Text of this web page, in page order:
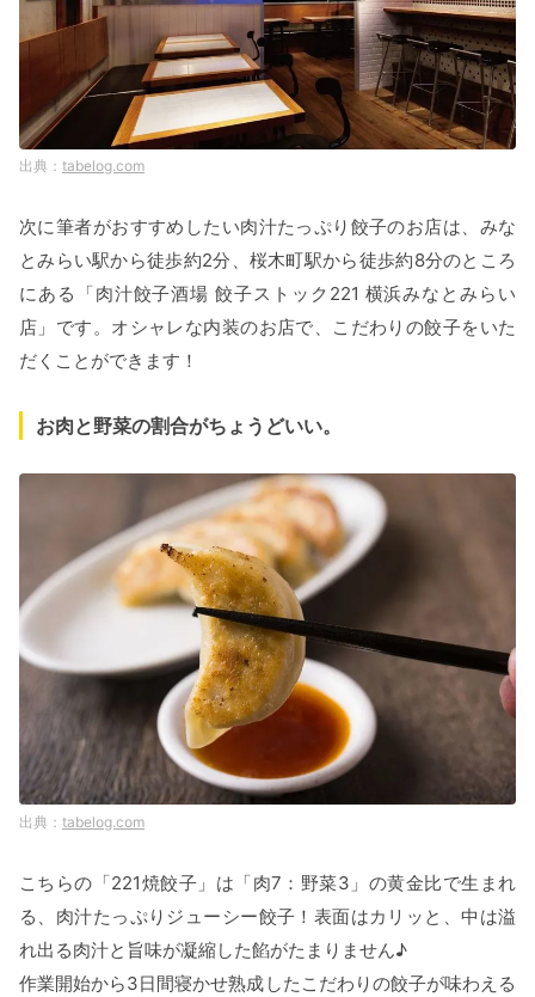
tabelog.com
次に筆者がおすすめしたい肉汁たっぷり餃子のお店は、みな
とみらい駅から徒歩約2分、桜木町駅から徒歩約8分のところ
にある「肉汁餃子酒場 餃子ストック221 横浜みなとみらい
店」です。オシャレな内装のお店で、こだわりの餃子をいた
だくことができます！
お肉と野菜の割合がちょうどいい。
tabelog.com
こちらの「221焼餃子」は「肉7：野菜3」の黄金比で生まれ
る、肉汁たっぷりジューシー餃子！表面はカリッと、中は溢
れ出る肉汁と旨味が凝縮した餡がたまりません♪
作業開始から3日間寝かせ熟成したこだわりの餃子が味わえる